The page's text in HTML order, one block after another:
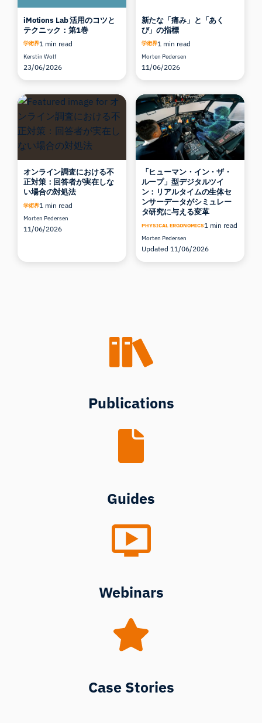
iMotions Lab 活用のコツと
テクニック：第1巻
学術界1 min read
Kerstin Wolf
23/06/2026
新たな「痛み」と「あく
び」の指標
学術界1 min read
Morten Pedersen
11/06/2026
オンライン調査における不
正対策：回答者が実在しな
い場合の対処法
学術界1 min read
Morten Pedersen
11/06/2026
「ヒューマン・イン・ザ・
ループ」型デジタルツイ
ン：リアルタイムの生体セ
ンサーデータがシミュレー
タ研究に与える変革
PHYSICAL ERGONOMICS1 min read
Morten Pedersen
Updated 11/06/2026
Publications
Guides
Webinars
Case Stories